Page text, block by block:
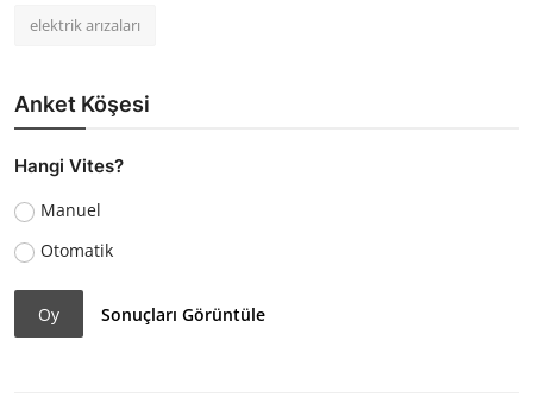
elektrik arızaları
Anket Köşesi
Hangi Vites?
Manuel
Otomatik
Oy Sonuçları Görüntüle